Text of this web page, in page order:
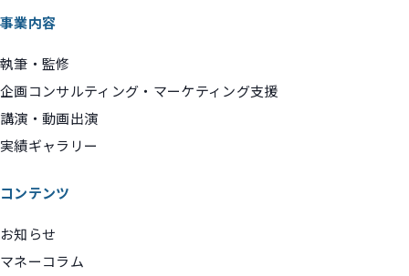
事業内容
執筆・監修
企画コンサルティング・マーケティング支援
講演・動画出演
実績ギャラリー
コンテンツ
お知らせ
マネーコラム